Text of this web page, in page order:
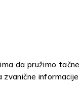
da pružimo tačne
informacije